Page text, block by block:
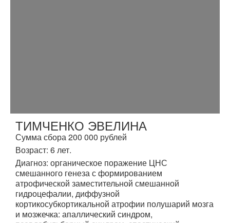
ТИМЧЕНКО ЭВЕЛИНА
Сумма сбора 200 000 рублей
Возраст: 6 лет.
Диагноз: органическое поражение ЦНС
смешанного генеза с формированием
атрофической заместительной смешанной
гидроцефалии, диффузной
кортикосубкортикальной атрофии полушарий мозга
и мозжечка: апаллический синдром,